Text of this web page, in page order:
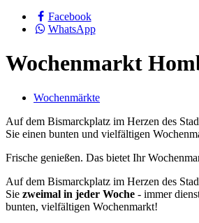
Facebook
WhatsApp
Wochenmarkt
Wochenmärkte
Auf dem Bismarckplatz im Herzen des
Sie einen bunten und vielfältigen
Frische genießen. Das bietet Ihr
Auf dem Bismarckplatz im Herzen des
Sie zweimal in jeder Woche - immer
bunten, vielfältigen Wochenmarkt!